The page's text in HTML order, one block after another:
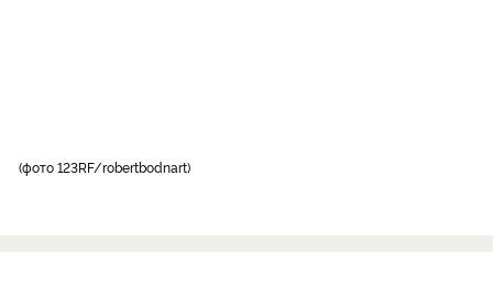
фото 123RF/robertbodnart